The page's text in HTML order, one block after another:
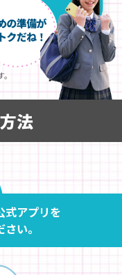
法
式アプリを
い。